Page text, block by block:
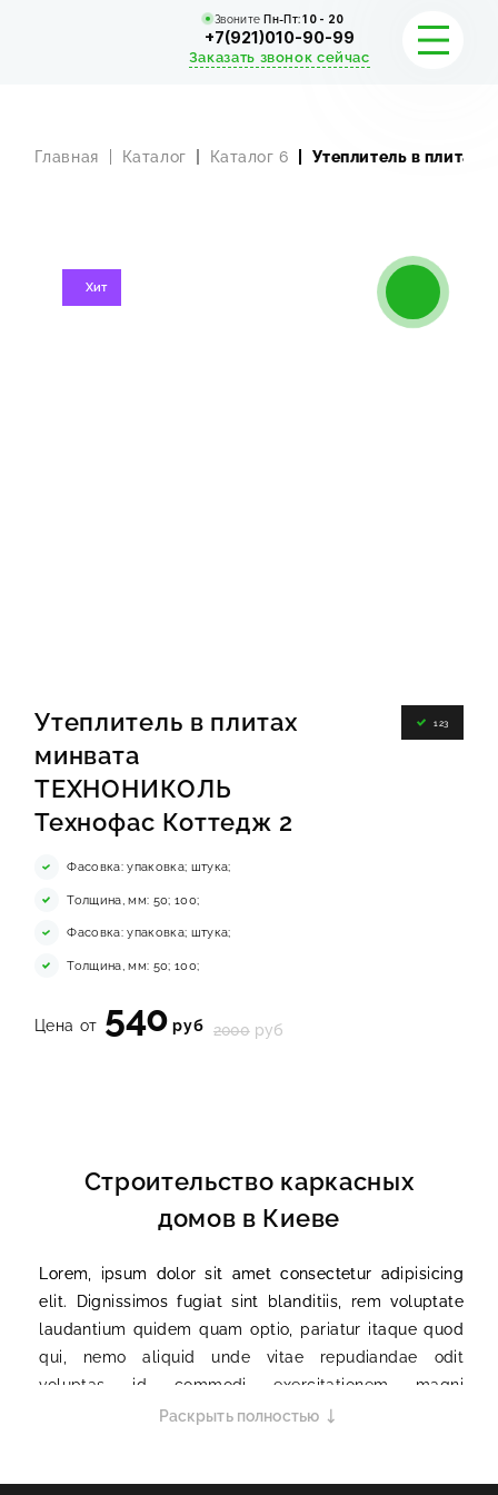
Звоните Пн-Пт:10 - 20
+7(921)010-90-99
Заказать звонок сейчас
УСЛУГИ
ПОРТФОЛИО
Главная Каталог Каталог 6 Утеплитель в
Хит
123
Утеплитель в плитах
минвата
ТЕХНОНИКОЛЬ
Технофас Коттедж 2
Фасовка: упаковка; штука;
Толщина, мм: 50; 100;
Фасовка: упаковка; штука;
Толщина, мм: 50; 100;
Цена от 540 руб 2000 руб
Строительство каркасных
домов в Киеве
Lorem, ipsum dolor sit amet consectetur adipisicing
elit. Dignissimos fugiat sint blanditiis, rem voluptate
laudantium quidem quam optio, pariatur itaque quod
qui, nemo aliquid unde vitae repudiandae odit
voluptas id commodi exercitationem magni
numquam? Mollitia asperiores illum ratione vero quo
Раскрыть полностью